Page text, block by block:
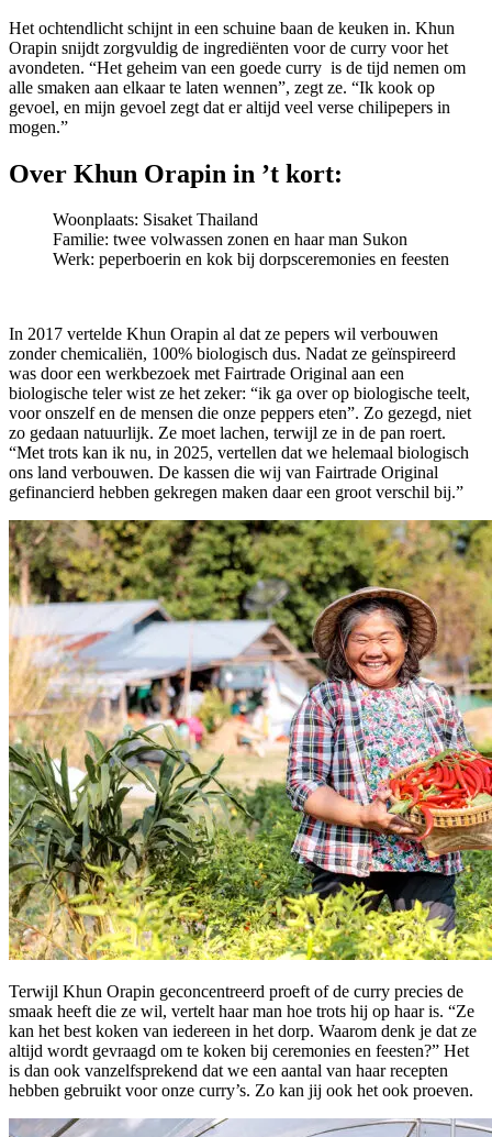
Het ochtendlicht schijnt in een schuine baan de keuken in. Khun
Orapin snijdt zorgvuldig de ingrediënten voor de curry voor het
avondeten. “Het geheim van een goede curry is de tijd nemen om
alle smaken aan elkaar te laten wennen”, zegt ze. “Ik kook op
gevoel, en mijn gevoel zegt dat er altijd veel verse chilipepers in
mogen.”
Over Khun Orapin in ’t kort:
Woonplaats: Sisaket Thailand
Familie: twee volwassen zonen en haar man Sukon
Werk: peperboerin en kok bij dorpsceremonies en feesten
In 2017 vertelde Khun Orapin al dat ze pepers wil verbouwen
zonder chemicaliën, 100% biologisch dus. Nadat ze geïnspireerd
was door een werkbezoek met Fairtrade Original aan een
biologische teler wist ze het zeker: “ik ga over op biologische teelt,
voor onszelf en de mensen die onze peppers eten”. Zo gezegd, niet
zo gedaan natuurlijk. Ze moet lachen, terwijl ze in de pan roert.
“Met trots kan ik nu, in 2025, vertellen dat we helemaal biologisch
ons land verbouwen. De kassen die wij van Fairtrade Original
gefinancierd hebben gekregen maken daar een groot verschil bij.”
Terwijl Khun Orapin geconcentreerd proeft of de curry precies de
smaak heeft die ze wil, vertelt haar man hoe trots hij op haar is. “Ze
kan het best koken van iedereen in het dorp. Waarom denk je dat ze
altijd wordt gevraagd om te koken bij ceremonies en feesten?” Het
is dan ook vanzelfsprekend dat we een aantal van haar recepten
hebben gebruikt voor onze curry’s. Zo kan jij ook het ook proeven.